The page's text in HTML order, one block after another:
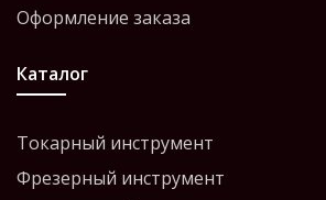
Оформление заказа
Каталог
Токарный инструмент
Фрезерный инструмент